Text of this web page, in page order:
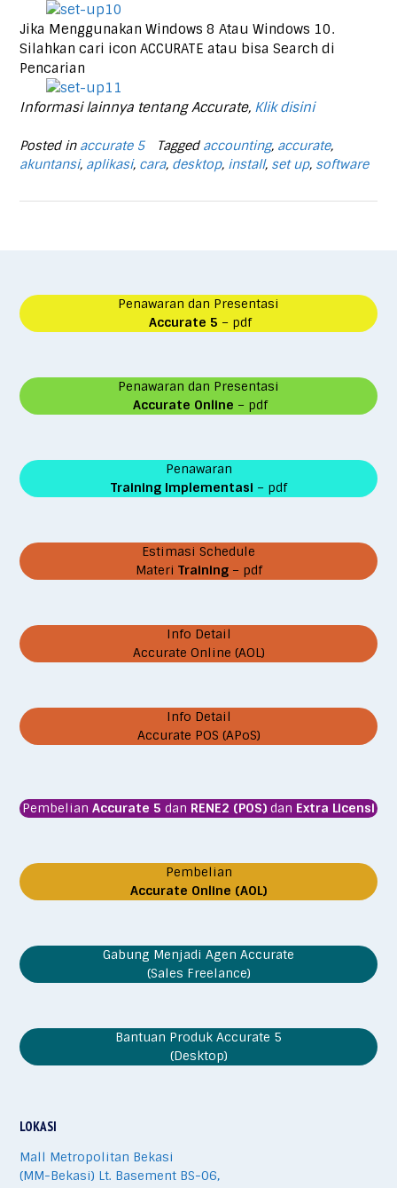
Jika Menggunakan Windows 8 Atau Windows 10.
Silahkan cari icon ACCURATE atau bisa Search di
Pencarian
Informasi lainnya tentang Accurate, Klik disini
Posted in accurate 5 Tagged accounting, accurate,
akuntansi, aplikasi, cara, desktop, install, set up, software
Penawaran dan Presentasi
Accurate 5 – pdf
Penawaran dan Presentasi
Accurate Online – pdf
Penawaran
Training Implementasi – pdf
Estimasi Schedule
Materi Training – pdf
Info Detail
Accurate Online (AOL)
Info Detail
Accurate POS (APoS)
Pembelian Accurate 5 dan RENE2 (POS) dan Extra Licensi
Pembelian
Accurate Online (AOL)
Gabung Menjadi Agen Accurate
(Sales Freelance)
Bantuan Produk Accurate 5
(Desktop)
LOKASI
Mall Metropolitan Bekasi
(MM-Bekasi) Lt. Basement BS-06,